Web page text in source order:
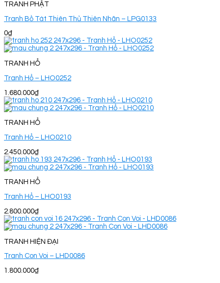
TRANH PHẬT
Tranh Bồ Tát Thiên Thủ Thiên Nhãn – LPG0133
0₫
TRANH HỔ
Tranh Hổ – LHO0252
1.680.000₫
TRANH HỔ
Tranh Hổ – LHO0210
2.450.000₫
TRANH HỔ
Tranh Hổ – LHO0193
2.800.000₫
TRANH HIỆN ĐẠI
Tranh Con Voi – LHD0086
1.800.000₫